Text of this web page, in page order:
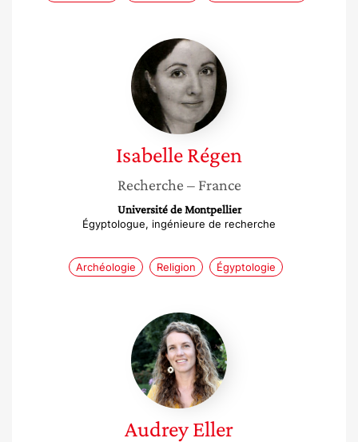
Isabelle
Régen
IsabelleRégen
Recherche – France
Université de Montpellier
Égyptologue, ingénieure de recherche
Archéologie Religion Égyptologie
Audrey
Eller
AudreyEller